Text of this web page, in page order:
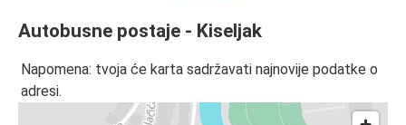
Autobusne postaje - Kiseljak
Napomena: tvoja će karta sadržavati najnovije podatke o
adresi.